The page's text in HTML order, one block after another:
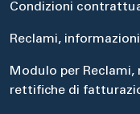
Condizioni
Reclami,
Modulo per
rettifiche di